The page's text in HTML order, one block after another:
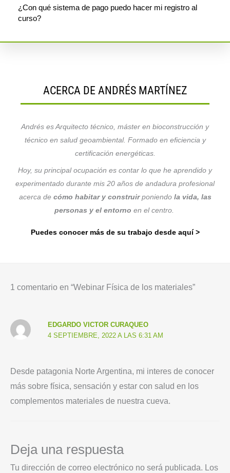
¿Con qué sistema de pago puedo hacer mi registro al
curso?
ACERCA DE ANDRÉS MARTÍNEZ
Andrés esArquitecto técnico, máster en bioconstrucción y
técnico en salud geoambiental. Formado en eficiencia y
certificación energéticas.
Hoy, su principal ocupación es contar lo que he aprendido y
experimentado durante mis 20 años de andadura profesional
acerca de cómo habitar y construirponiendo la vida, las
personas y el entorno en el centro.
Puedes conocer más de su trabajo desde aquí >
1 comentario en “Webinar Física de los materiales”
EDGARDO VICTOR CURAQUEO
4 SEPTIEMBRE, 2022 A LAS 6:31 AM
Desde patagonia Norte Argentina, mi interes de conocer
más sobre física, sensación y estar con salud en los
complementos materiales de nuestra cueva.
Deja una respuesta
Tu dirección de correo electrónico no será publicada. Los